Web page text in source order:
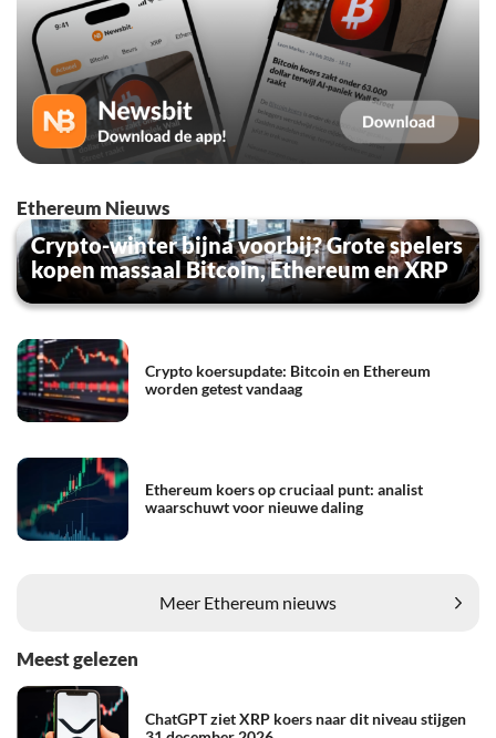
Ethereum Nieuws
Crypto-winter bijna voorbij? Grote spelers
kopen massaal Bitcoin, Ethereum en XRP
Crypto koersupdate: Bitcoin en Ethereum
worden getest vandaag
Ethereum koers op cruciaal punt: analist
waarschuwt voor nieuwe daling
Meer Ethereum nieuws
Meest gelezen
ChatGPT ziet XRP koers naar dit niveau stijgen